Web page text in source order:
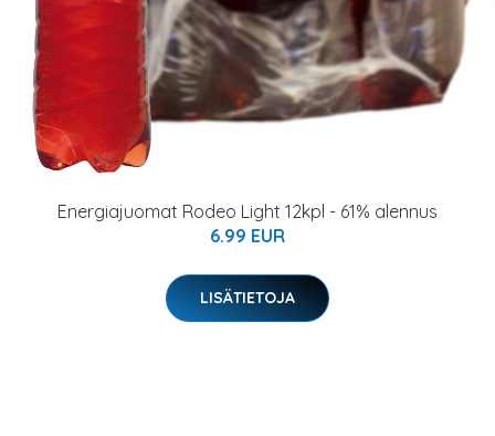
Energiajuomat Rodeo Light 12kpl - 61% alennus
6.99 EUR
LISÄTIETOJA